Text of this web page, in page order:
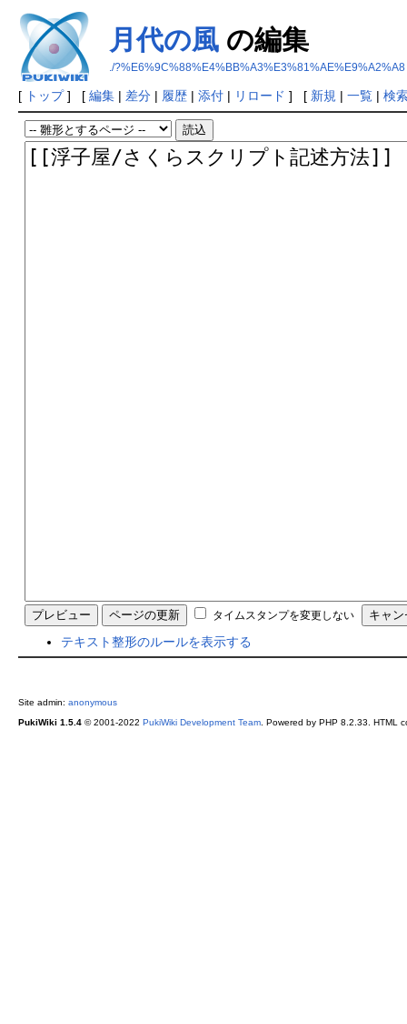
月代の風の編集
./?%E6%9C%88%E4%BB%A3%E3%81%AE%E9%A2%A8
[ トップ] [ 編集| 差分| 履歴| 添付| リロード ] [ 新規 | 一覧| 検
タイムスタンプを変更しない
テキスト整形のルールを表示する
Site admin: anonymous
PukiWiki 1.5.4© 2001-2022 PukiWiki Development Team. Powered by PHP 8.2.33. HTML